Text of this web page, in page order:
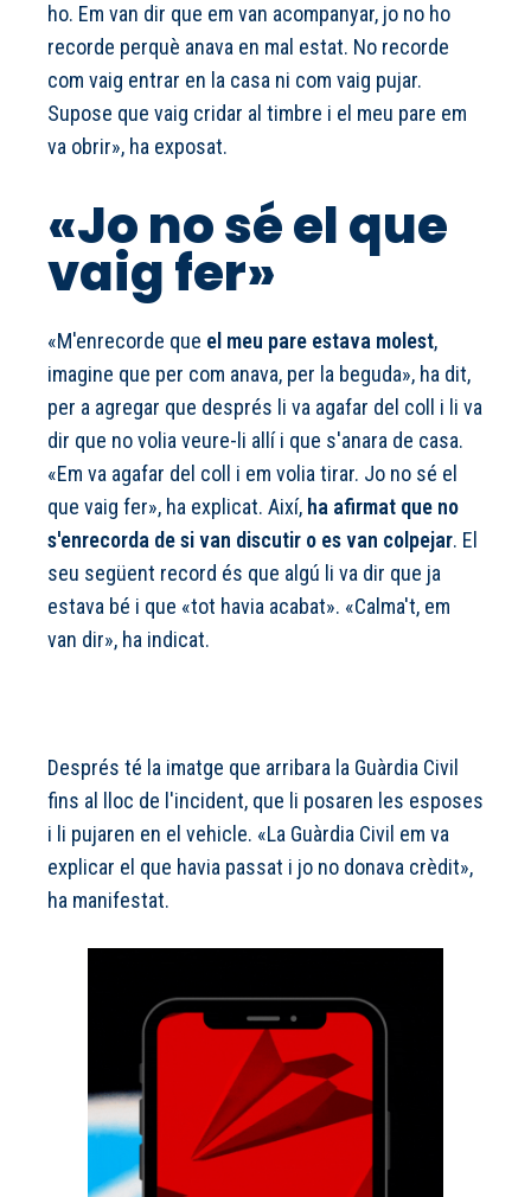
ho. Em van dir que em van acompanyar, jo no ho
recorde perquè anava en mal estat. No recorde
com vaig entrar en la casa ni com vaig pujar.
Supose que vaig cridar al timbre i el meu pare em
va obrir», ha exposat.
«Jo no sé el que
vaig fer»
«M'enrecorde que el meu pare estava molest,
imagine que per com anava, per la beguda», ha dit,
per a agregar que després li va agafar del coll i li va
dir que no volia veure-li allí i que s'anara de casa.
«Em va agafar del coll i em volia tirar. Jo no sé el
que vaig fer», ha explicat. Així, ha afirmat que no
s'enrecorda de si van discutir o es van colpejar. El
seu següent record és que algú li va dir que ja
estava bé i que «tot havia acabat». «Calma't, em
van dir», ha indicat.
Després té la imatge que arribara la Guàrdia Civil
fins al lloc de l'incident, que li posaren les esposes
i li pujaren en el vehicle. «La Guàrdia Civil em va
explicar el que havia passat i jo no donava crèdit»,
ha manifestat.